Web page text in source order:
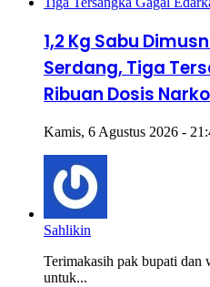
1,2 Kg Sabu
Serdang, Tiga
Ribuan Dosis
Kamis, 6 Agustus 2026 -
Sahlikin
Terimakasih pak bupati dan
untuk...